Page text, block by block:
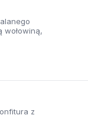
wołowiną,
z